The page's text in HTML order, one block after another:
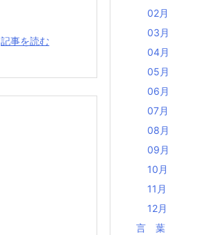
記事を読む
02月
03月
04月
05月
06月
07月
08月
09月
10月
11月
12月
言 葉